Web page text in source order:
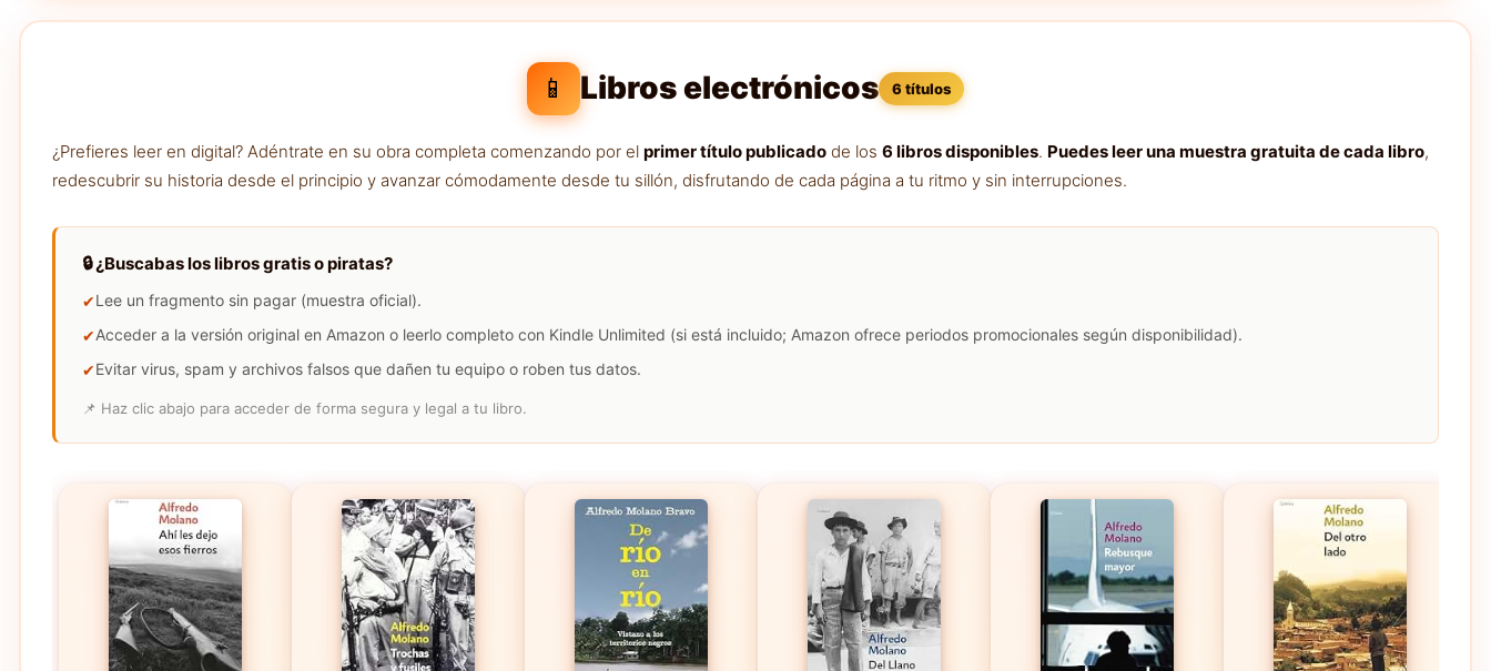
📱 Libros electrónicos 6 títulos
¿Prefieres leer en digital? Adéntrate en su obra completa comenzando por el primer título publicado de los 6 libros disponibles. Puedes leer una muestra gratuita de cada libro,
redescubrir su historia desde el principio y avanzar cómodamente desde tu sillón, disfrutando de cada página a tu ritmo y sin interrupciones.
🔒 ¿Buscabas los libros gratis o piratas?
Lee un fragmento sin pagar (muestra oficial).
Acceder a la versión original en Amazon o leerlo completo con Kindle Unlimited (si está incluido; Amazon ofrece periodos promocionales según disponibilidad).
Evitar virus, spam y archivos falsos que dañen tu equipo o roben tus datos.
📌 Haz clic abajo para acceder de forma segura y legal a tu libro.